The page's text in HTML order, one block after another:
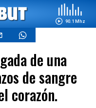
90.1 Mhz
de una
de sangre
corazón.